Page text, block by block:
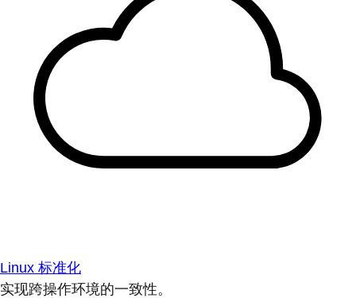
Linux 标准化
实现跨操作环境的一致性。